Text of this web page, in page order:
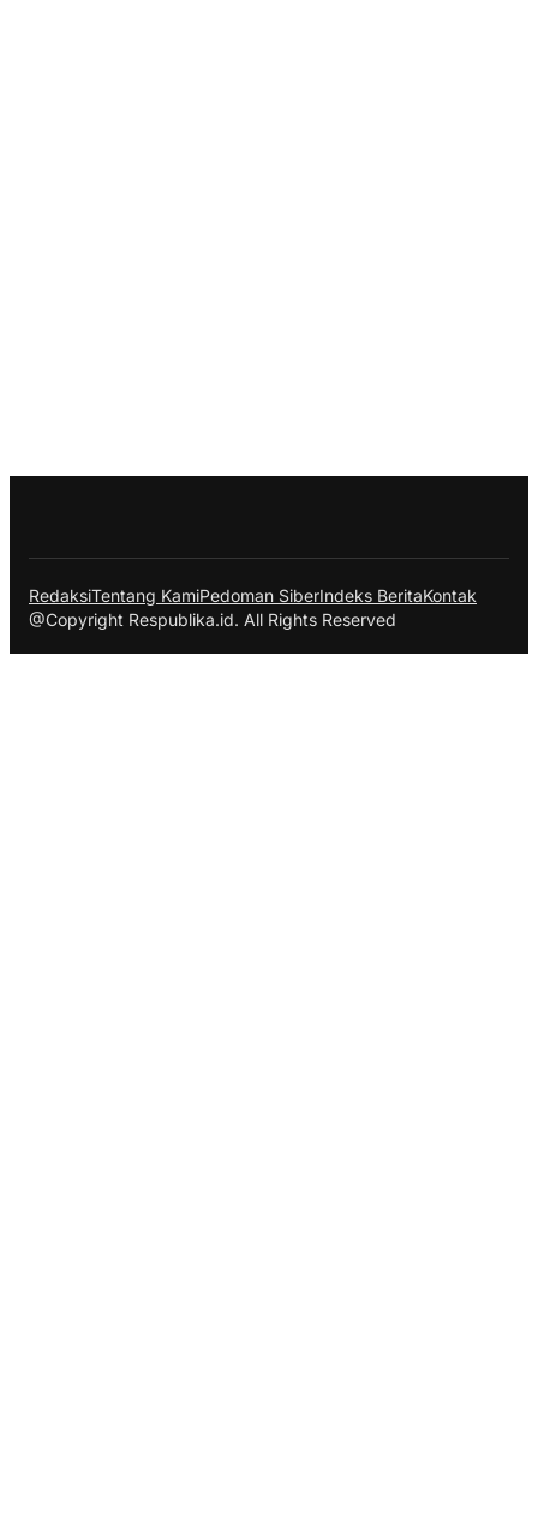
RedaksiTentang KamiPedoman SiberIndeks BeritaKontak
@Copyright Respublika.id. All Rights Reserved